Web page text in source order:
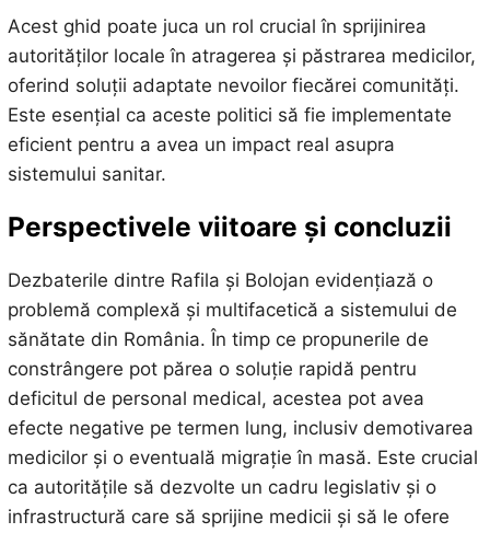
Acest ghid poate juca un rol crucial în sprijinirea
autorităților locale în atragerea și păstrarea medicilor,
oferind soluții adaptate nevoilor fiecărei comunități.
Este esențial ca aceste politici să fie implementate
eficient pentru a avea un impact real asupra
sistemului sanitar.
Perspectivele viitoare și concluzii
Dezbaterile dintre Rafila și Bolojan evidențiază o
problemă complexă și multifacetică a sistemului de
sănătate din România. În timp ce propunerile de
constrângere pot părea o soluție rapidă pentru
deficitul de personal medical, acestea pot avea
efecte negative pe termen lung, inclusiv demotivarea
medicilor și o eventuală migrație în masă. Este crucial
ca autoritățile să dezvolte un cadru legislativ și o
infrastructură care să sprijine medicii și să le ofere